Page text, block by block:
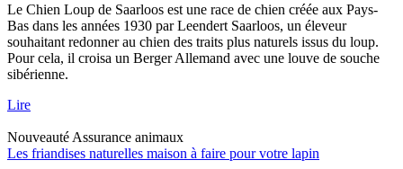
Le Chien Loup de Saarloos est une race de chien créée aux Pays-
Bas dans les années 1930 par Leendert Saarloos, un éleveur
souhaitant redonner au chien des traits plus naturels issus du loup.
Pour cela, il croisa un Berger Allemand avec une louve de souche
sibérienne.
Lire
Nouveauté Assurance animaux
Les friandises naturelles maison à faire pour votre lapin